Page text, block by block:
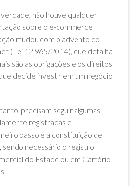
não houve qualquer
sobre o e-commerce
mudou com o advento do
(Lei 12.965/2014), que detalha
são as obrigações e os direitos
decide investir em um negócio
precisam seguir algumas
registradas e
passo é a constituição de
sendo necessário o registro
do Estado ou em Cartório